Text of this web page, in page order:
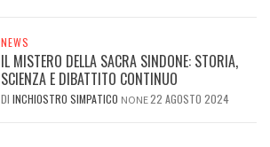
NEWS
IL MISTERO DELLA SACRA SINDONE: STORIA,
SCIENZA E DIBATTITO CONTINUO
DI INCHIOSTRO SIMPATICO NONE22 AGOSTO 2024